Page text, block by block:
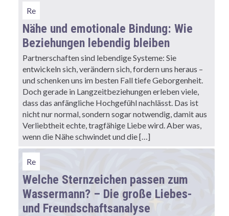
Re
Nähe und emotionale Bindung: Wie
Beziehungen lebendig bleiben
Partnerschaften sind lebendige Systeme: Sie
entwickeln sich, verändern sich, fordern uns heraus –
und schenken uns im besten Fall tiefe Geborgenheit.
Doch gerade in Langzeitbeziehungen erleben viele,
dass das anfängliche Hochgefühl nachlässt. Das ist
nicht nur normal, sondern sogar notwendig, damit aus
Verliebtheit echte, tragfähige Liebe wird. Aber was,
wenn die Nähe schwindet und die […]
Re
Welche Sternzeichen passen zum
Wassermann? – Die große Liebes-
und Freundschaftsanalyse